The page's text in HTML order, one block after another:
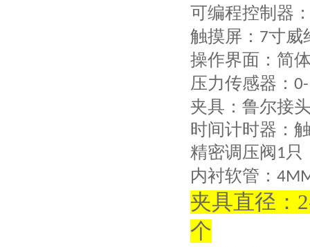
可编程控制器
触摸屏： 7寸威
操作界面：简
压力传感器 ：
夹具：鲁尔接
时间计时器：
精密调压阀 1 只
内衬软管：
夹具直径：
个